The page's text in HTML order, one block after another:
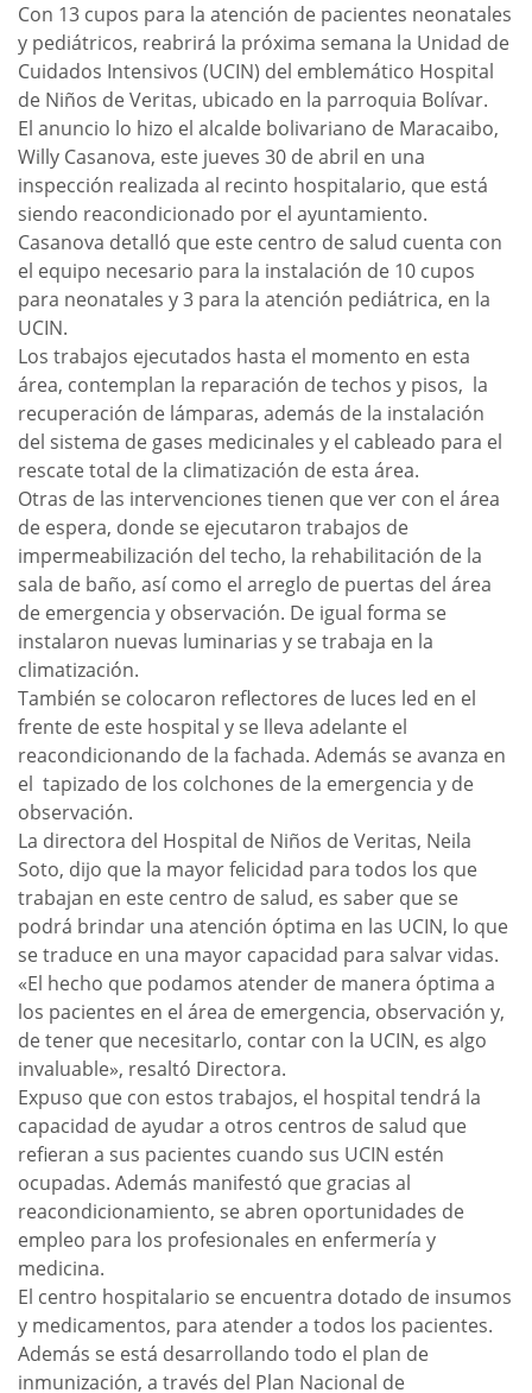
Con 13 cupos para la atención de pacientes neonatales
y pediátricos, reabrirá la próxima semana la Unidad de
Cuidados Intensivos (UCIN) del emblemático Hospital
de Niños de Veritas, ubicado en la parroquia Bolívar.
El anuncio lo hizo el alcalde bolivariano de Maracaibo,
Willy Casanova, este jueves 30 de abril en una
inspección realizada al recinto hospitalario, que está
siendo reacondicionado por el ayuntamiento.
Casanova detalló que este centro de salud cuenta con
el equipo necesario para la instalación de 10 cupos
para neonatales y 3 para la atención pediátrica, en la
UCIN.
Los trabajos ejecutados hasta el momento en esta
área, contemplan la reparación de techos y pisos, la
recuperación de lámparas, además de la instalación
del sistema de gases medicinales y el cableado para el
rescate total de la climatización de esta área.
Otras de las intervenciones tienen que ver con el área
de espera, donde se ejecutaron trabajos de
impermeabilización del techo, la rehabilitación de la
sala de baño, así como el arreglo de puertas del área
de emergencia y observación. De igual forma se
instalaron nuevas luminarias y se trabaja en la
climatización.
También se colocaron reflectores de luces led en el
frente de este hospital y se lleva adelante el
reacondicionando de la fachada. Además se avanza en
el tapizado de los colchones de la emergencia y de
observación.
La directora del Hospital de Niños de Veritas, Neila
Soto, dijo que la mayor felicidad para todos los que
trabajan en este centro de salud, es saber que se
podrá brindar una atención óptima en las UCIN, lo que
se traduce en una mayor capacidad para salvar vidas.
«El hecho que podamos atender de manera óptima a
los pacientes en el área de emergencia, observación y,
de tener que necesitarlo, contar con la UCIN, es algo
invaluable», resaltó Directora.
Expuso que con estos trabajos, el hospital tendrá la
capacidad de ayudar a otros centros de salud que
refieran a sus pacientes cuando sus UCIN estén
ocupadas. Además manifestó que gracias al
reacondicionamiento, se abren oportunidades de
empleo para los profesionales en enfermería y
medicina.
El centro hospitalario se encuentra dotado de insumos
y medicamentos, para atender a todos los pacientes.
Además se está desarrollando todo el plan de
inmunización, a través del Plan Nacional de